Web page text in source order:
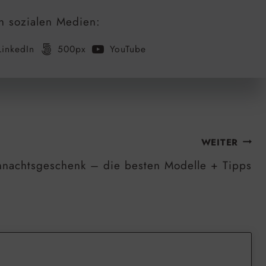
sozialen Medien:
500px YouTube
WEITER
– die besten Modelle + Tipps